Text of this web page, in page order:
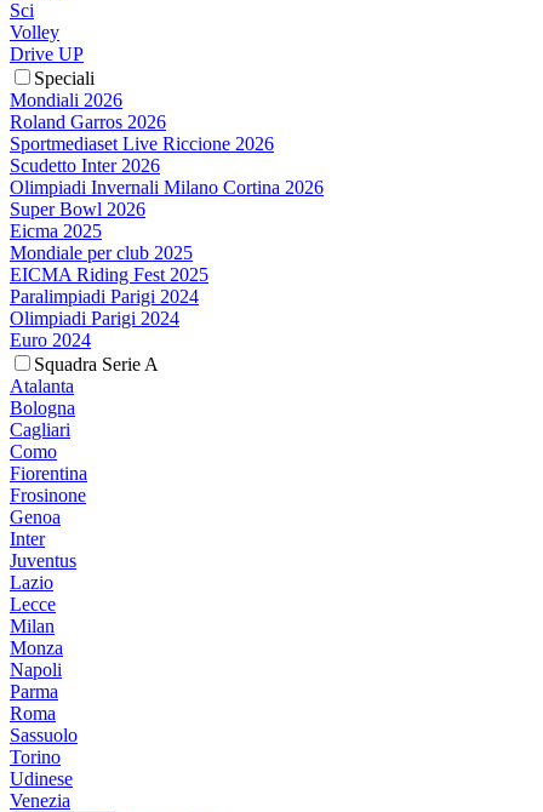
Sci
Volley
Drive UP
Speciali
Mondiali 2026
Roland Garros 2026
Sportmediaset Live Riccione 2026
Scudetto Inter 2026
Olimpiadi Invernali Milano Cortina 2026
Super Bowl 2026
Eicma 2025
Mondiale per club 2025
EICMA Riding Fest 2025
Paralimpiadi Parigi 2024
Olimpiadi Parigi 2024
Euro 2024
Squadra Serie A
Atalanta
Bologna
Cagliari
Como
Fiorentina
Frosinone
Genoa
Inter
Juventus
Lazio
Lecce
Milan
Monza
Napoli
Parma
Roma
Sassuolo
Torino
Udinese
Venezia